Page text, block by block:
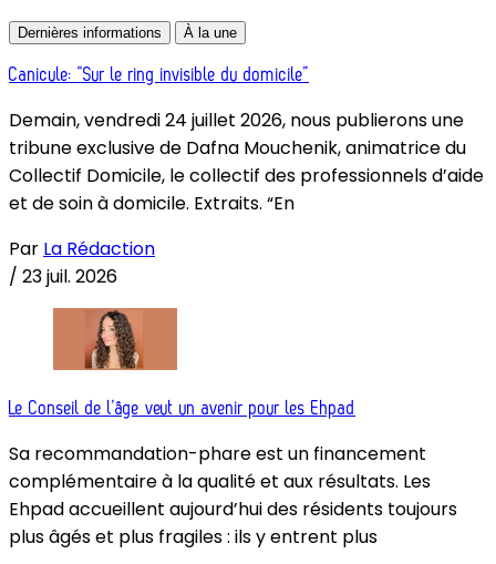
Dernières informations À la une
Canicule: “Sur le ring invisible du domicile”
Demain, vendredi 24 juillet 2026, nous publierons une
tribune exclusive de Dafna Mouchenik, animatrice du
Collectif Domicile, le collectif des professionnels d’aide
et de soin à domicile. Extraits. “En
Par La Rédaction
/ 23 juil. 2026
Le Conseil de l’âge veut un avenir pour les Ehpad
Sa recommandation-phare est un financement
complémentaire à la qualité et aux résultats. Les
Ehpad accueillent aujourd’hui des résidents toujours
plus âgés et plus fragiles : ils y entrent plus